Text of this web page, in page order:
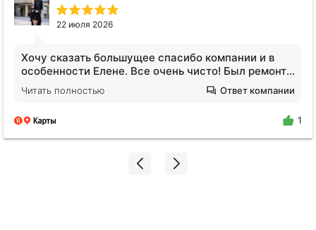
17 июля 2026
Обратилась за услугами клининга. Квартира после
сложных жильцов, вся кухня в жире, ощещение
будто никто не убирался годами. Отмыли все!
Плитка на полу оказалась не черной, я нигде не
легче стало. Спасибо огромное Екатерине!!!
Читать полностью Ответ компании
1